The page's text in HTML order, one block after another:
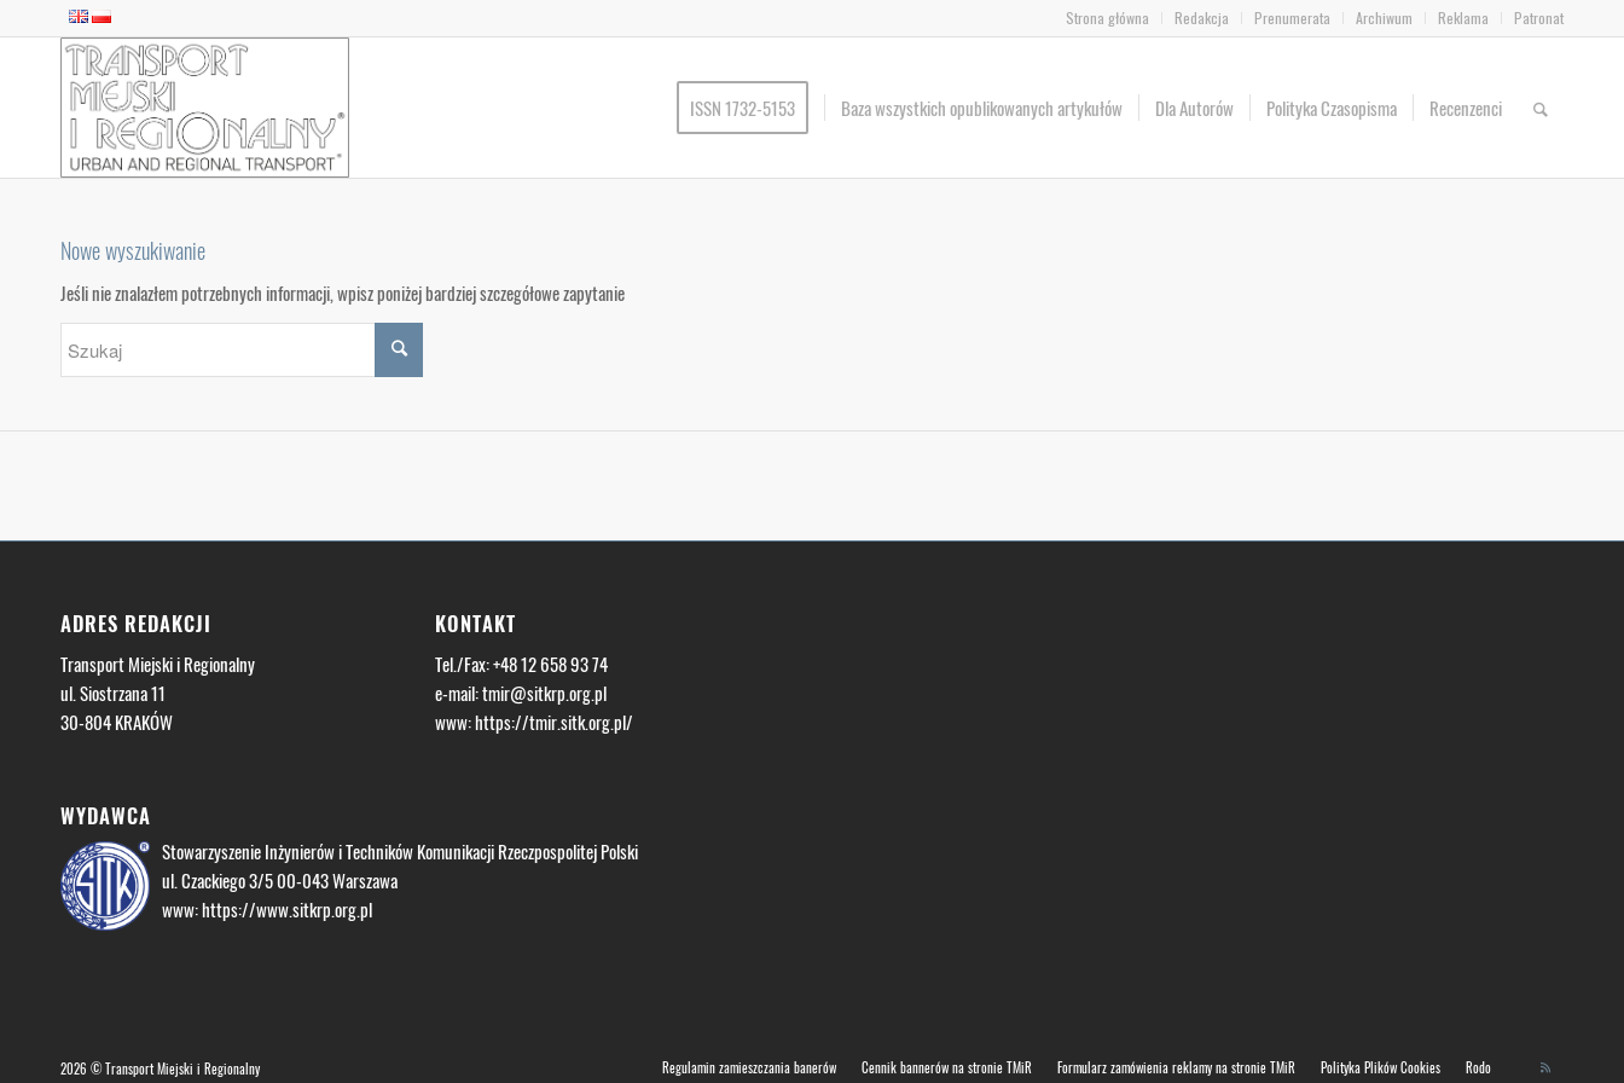
Strona główna Redakcja Prenumerata Archiwum Reklama Patronat
ISSN 1732-5153 Baza wszystkich opublikowanych artykułów Dla Autorów Polityka Czasopisma Recenzenci
Nowe wyszukiwanie
Jeśli nie znalazłem potrzebnych informacji, wpisz poniżej bardziej szczegółowe zapytanie
ADRES REDAKCJI
Transport Miejski i Regionalny
ul. Siostrzana 11
30-804 KRAKÓW
KONTAKT
Tel./Fax: +48 12 658 93 74
e-mail:tmir@sitkrp.org.pl
www:https://tmir.sitk.org.pl/
WYDAWCA
Stowarzyszenie Inżynierów i Techników Komunikacji Rzeczpospolitej Polski
ul. Czackiego 3/5 00-043 Warszawa
www:https://www.sitkrp.org.pl
2026 © Transport Miejski i Regionalny Regulamin zamieszczania banerów Cennik bannerów na stronie TMiR Formularz zamówienia reklamy na stronie TMiR Polityka Plików Cookies Rodo